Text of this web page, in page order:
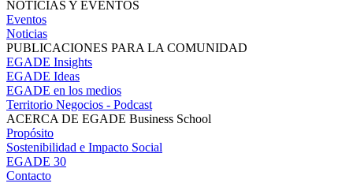
NOTICIAS Y EVENTOS
Eventos
Noticias
PUBLICACIONES PARA LA COMUNIDAD
EGADE Insights
EGADE Ideas
EGADE en los medios
Territorio Negocios - Podcast
ACERCA DE EGADE Business School
Propósito
Sostenibilidad e Impacto Social
EGADE 30
Contacto